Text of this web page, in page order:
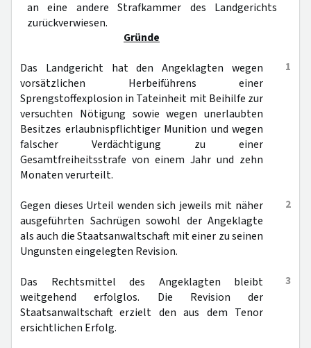
an eine andere Strafkammer des Landgerichts
zurückverwiesen.
Gründe
1
Das Landgericht hat den Angeklagten wegen
vorsätzlichen Herbeiführens einer
Sprengstoffexplosion in Tateinheit mit Beihilfe zur
versuchten Nötigung sowie wegen unerlaubten
Besitzes erlaubnispflichtiger Munition und wegen
falscher Verdächtigung zu einer
Gesamtfreiheitsstrafe von einem Jahr und zehn
Monaten verurteilt.
2
Gegen dieses Urteil wenden sich jeweils mit näher
ausgeführten Sachrügen sowohl der Angeklagte
als auch die Staatsanwaltschaft mit einer zu seinen
Ungunsten eingelegten Revision.
3
Das Rechtsmittel des Angeklagten bleibt
weitgehend erfolglos. Die Revision der
Staatsanwaltschaft erzielt den aus dem Tenor
ersichtlichen Erfolg.